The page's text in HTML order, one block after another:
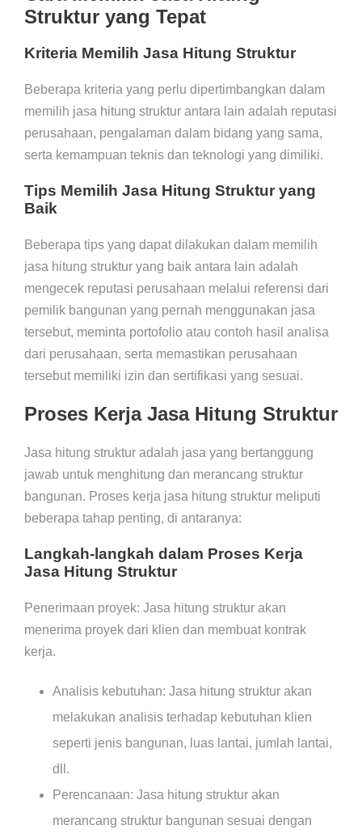
Struktur yang Tepat
Kriteria Memilih Jasa Hitung Struktur
Beberapa kriteria yang perlu dipertimbangkan dalam
memilih jasa hitung struktur antara lain adalah reputasi
perusahaan, pengalaman dalam bidang yang sama,
serta kemampuan teknis dan teknologi yang dimiliki.
Tips Memilih Jasa Hitung Struktur yang
Baik
Beberapa tips yang dapat dilakukan dalam memilih
jasa hitung struktur yang baik antara lain adalah
mengecek reputasi perusahaan melalui referensi dari
pemilik bangunan yang pernah menggunakan jasa
tersebut, meminta portofolio atau contoh hasil analisa
dari perusahaan, serta memastikan perusahaan
tersebut memiliki izin dan sertifikasi yang sesuai.
Proses Kerja Jasa Hitung Struktur
Jasa hitung struktur adalah jasa yang bertanggung
jawab untuk menghitung dan merancang struktur
bangunan. Proses kerja jasa hitung struktur meliputi
beberapa tahap penting, di antaranya:
Langkah-langkah dalam Proses Kerja
Jasa Hitung Struktur
Penerimaan proyek: Jasa hitung struktur akan
menerima proyek dari klien dan membuat kontrak
kerja.
Analisis kebutuhan: Jasa hitung struktur akan
melakukan analisis terhadap kebutuhan klien
seperti jenis bangunan, luas lantai, jumlah lantai,
dll.
Perencanaan: Jasa hitung struktur akan
merancang struktur bangunan sesuai dengan